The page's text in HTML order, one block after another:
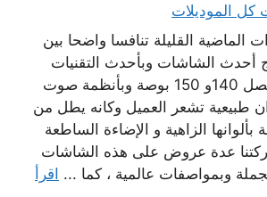
كل الموديلات
الماضية القليلة تنافسا واضحا بين
أحدث الشاشات وبأحدث التقنيات
وبأحجام متنوعة تصل 140و 150 بوصة وبأنظمة صوت
طبيعية تشعر العميل وكانه يطل من
بألوانها الزاهية و الإضاءة الساطعة
عدة عروض على هذه الشاشات
وبمواصفات عالمية ، كما ... اقرأ